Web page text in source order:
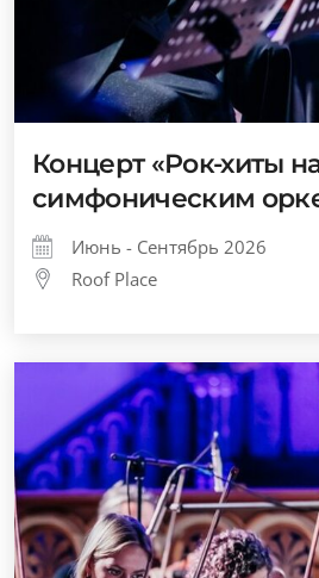
Концерт «Рок-хиты
симфоническим
Июнь - Сентябрь 2026
Roof Place